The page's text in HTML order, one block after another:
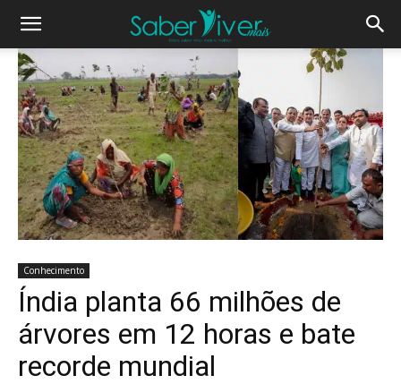
Conhecimento
Índia planta 66 milhões de
árvores em 12 horas e bate
recorde mundial